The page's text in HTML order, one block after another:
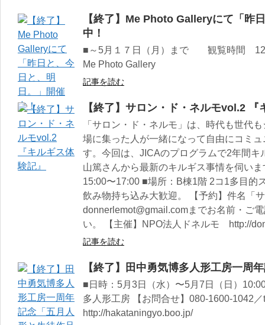
【終了】Me Photo Galleryにて「昨
中！
■～5月１７日（月）まで 観覧時間
Me Photo Gallery
記事を読む
【終了】サロン・ド・ネルモvol.2 『
「サロン・ド・ネルモ」は、時代も世代
場に集った人が一緒になって自由にコミ
す。今回は、JICAのプログラムで2年間
山篤さんから最新のキルギス事情を伺い
15:00〜17:00 ■場所：B棟1階 2コ1多目
飲み物持ち込み大歓迎。 【予約】件名「
donnerlemot@gmail.comまでお名前・ご
い。 【主催】NPO法人ドネルモ http://
記事を読む
【終了】田中勇気博多人形工房一周
■日時：5月3日（水）〜5月7日（日）
多人形工房 【お問合せ】080-1600-1042
http://hakataningyo.boo.jp/